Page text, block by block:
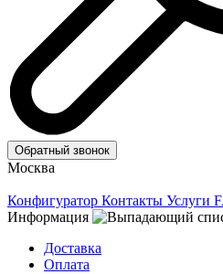
Обратный звонок
Москва
Конфигуратор Контакты Услуги
Информация
Доставка
Оплата